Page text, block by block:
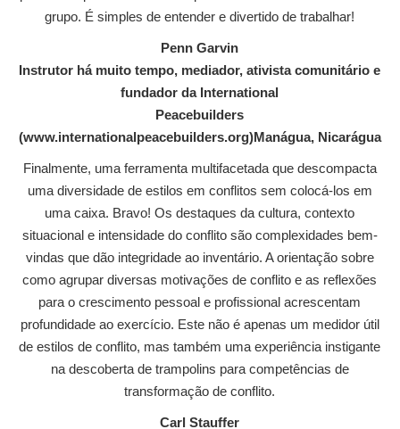
grupo. É simples de entender e divertido de trabalhar!
Penn Garvin
Instrutor há muito tempo, mediador, ativista comunitário e
fundador da International
Peacebuilders
(www.internationalpeacebuilders.org)Manágua, Nicarágua
Finalmente, uma ferramenta multifacetada que descompacta
uma diversidade de estilos em conflitos sem colocá-los em
uma caixa. Bravo! Os destaques da cultura, contexto
situacional e intensidade do conflito são complexidades bem-
vindas que dão integridade ao inventário. A orientação sobre
como agrupar diversas motivações de conflito e as reflexões
para o crescimento pessoal e profissional acrescentam
profundidade ao exercício. Este não é apenas um medidor útil
de estilos de conflito, mas também uma experiência instigante
na descoberta de trampolins para competências de
transformação de conflito.
Carl Stauffer